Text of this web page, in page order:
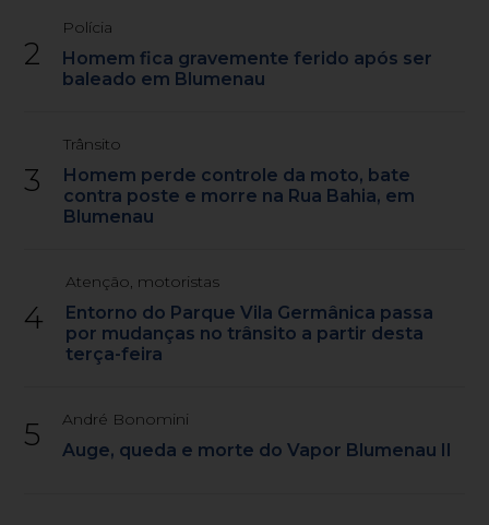
2
Polícia
Homem fica gravemente ferido após ser
baleado em Blumenau
3
Trânsito
Homem perde controle da moto, bate
contra poste e morre na Rua Bahia, em
Blumenau
4
Atenção, motoristas
Entorno do Parque Vila Germânica passa
por mudanças no trânsito a partir desta
terça-feira
5 André Bonomini
Auge, queda e morte do Vapor Blumenau II